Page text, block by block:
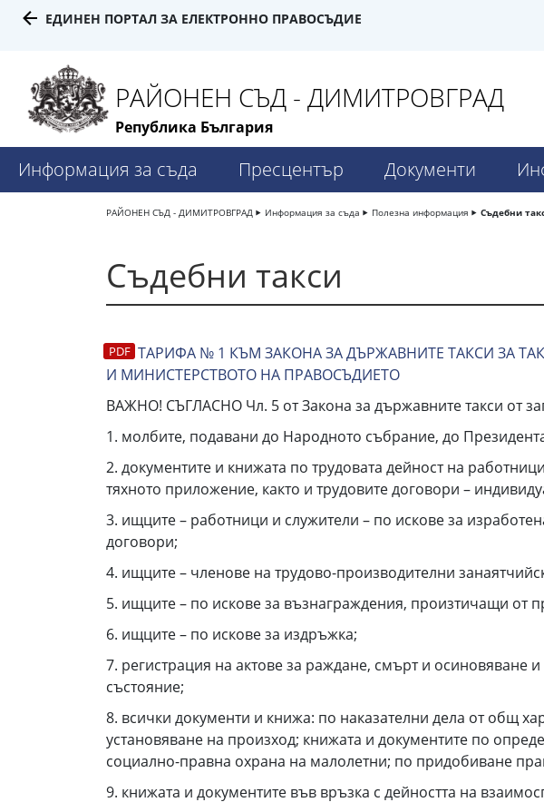
ЕДИНЕН ПОРТАЛ ЗА ЕЛЕКТРОННО ПРАВОСЪДИЕ
РАЙОНЕН СЪД - ДИМИТРОВГРАД
Република България
Информация за съда Пресцентър Документи
РАЙОНЕН СЪД - ДИМИТРОВГРАД Информация за съда Полезна информация Съдебни
Съдебни такси
ТАРИФА № 1 КЪМ ЗАКОНА ЗА ДЪРЖАВНИТЕ ТАКСИ ЗА
И МИНИСТЕРСТВОТО НА ПРАВОСЪДИЕТО
ВАЖНО! СЪГЛАСНО Чл. 5 от Закона за държавните такси от
1. молбите, подавани до Народното събрание, до
2. документите и книжата по трудовата дейност на
тяхното приложение, както и трудовите договори –
3. ищците – работници и служители – по искове за
договори;
4. ищците – членове на трудово-производителни
5. ищците – по искове за възнаграждения, произтичащи от
6. ищците – по искове за издръжка;
7. регистрация на актове за раждане, смърт и осиновяване
състояние;
8. всички документи и книжа: по наказателни дела от общ
установяване на произход; книжата и документите по
социално-правна охрана на малолетни; по придобиване
9. книжата и документите във връзка с дейността на